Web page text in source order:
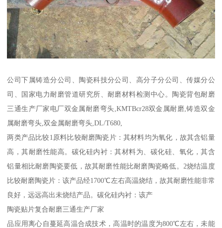
公司下属铸造分公司、陶瓷科技分公司、高分子分公司、传媒分公
司、国家电力耐磨管道研究所、耐磨材料检测中心。陶瓷背包耐磨
三通生产厂家电厂双金属耐磨弯头,KMTBcr28双金属耐磨,铸造双金
属耐磨弯头,双金属耐磨弯头,DL/T680,
两类产品比较1原料比较耐磨陶瓷片：其材料均为氧化，故其含铝量
高，其耐磨性能高。碳化硅内衬：其材料为、碳化硅、氧化，其含
铝量相比耐磨陶瓷要低，故其耐磨性能比耐磨陶瓷略低。2烧结温度
比较耐磨陶瓷片：该产品经1700℃左右高温烧结，故其耐磨性能非常
良好，远远高出未烧结产品。碳化硅内衬：该产
陶瓷贴片复合耐磨三通生产厂家
品应用离心自蔓延高温合成技术，高温时的温度为800℃左右，未能